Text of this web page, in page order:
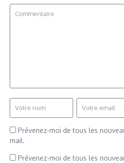
Prévenez-moi de tous les
mail.
Prévenez-moi de tous les